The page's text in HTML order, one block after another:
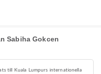
Sabiha Gokcen
till Kuala Lumpurs internationella